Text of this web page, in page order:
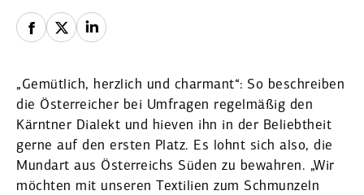
„Gemütlich, herzlich und charmant“: So beschreiben
die Öster­reicher bei Umfragen regel­mäßig den
Kärntner Dialekt und hieven ihn in der Beliebtheit
gerne auf den ersten Platz. Es lohnt sich also, die
Mundart aus Öster­reichs Süden zu bewahren. „Wir
möchten mit unseren Textilien zum Schmunzeln